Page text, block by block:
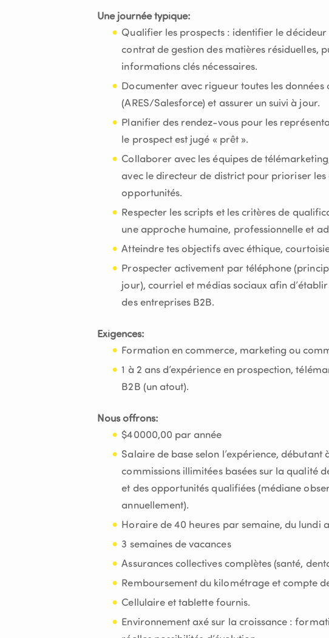
Une journée typique:
Qualifier les prospects : identifier le décideur
contrat de gestion des matières résiduelles,
informations clés nécessaires.
Documenter avec rigueur toutes les données
(ARES/Salesforce) et assurer un suivi à jour.
Planifier des rendez-vous pour les
le prospect est jugé « prêt ».
Collaborer avec les équipes de
avec le directeur de district pour prioriser les
opportunités.
Respecter les scripts et les critères de
une approche humaine, professionnelle et
Atteindre tes objectifs avec éthique,
Prospecter activement par téléphone
jour), courriel et médias sociaux afin
des entreprises B2B.
Exigences:
Formation en commerce, marketing ou
1 à 2 ans d’expérience en prospection,
B2B (un atout).
Nous offrons:
$40000,00 par année
Salaire de base selon l’expérience, débutant
commissions illimitées basées sur la qualité
et des opportunités qualifiées (médiane
annuellement).
Horaire de 40 heures par semaine, du lundi
3 semaines de vacances
Assurances collectives complètes (santé,
Remboursement du kilométrage et compte
Cellulaire et tablette fournis.
Environnement axé sur la croissance :